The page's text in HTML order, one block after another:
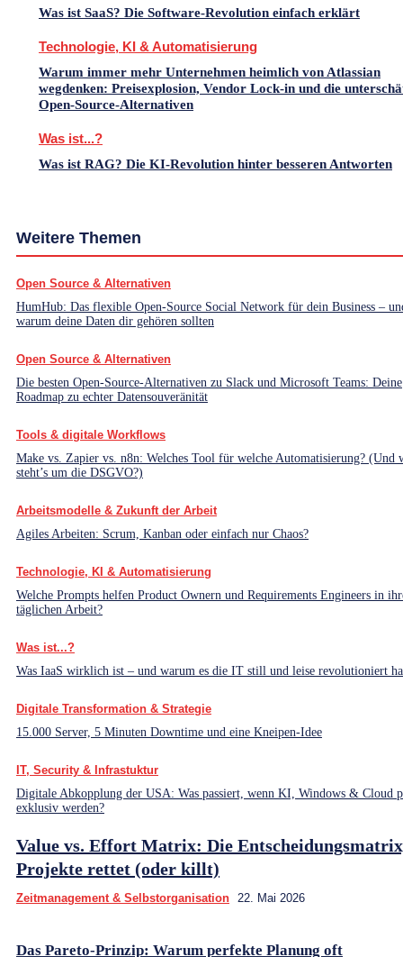
Was ist SaaS? Die Software-Revolution einfach erklärt
Technologie, KI & Automatisierung
Warum immer mehr Unternehmen heimlich von Atlassian
wegdenken: Preisexplosion, Vendor Lock-in und die
Open-Source-Alternativen
Was ist...?
Was ist RAG? Die KI-Revolution hinter besseren Antworten
Weitere Themen
Open Source & Alternativen
HumHub: Das flexible Open-Source Social Network für dein Business –
warum deine Daten dir gehören sollten
Open Source & Alternativen
Die besten Open-Source-Alternativen zu Slack und Microsoft Teams: Deine
Roadmap zu echter Datensouveränität
Tools & digitale Workflows
Make vs. Zapier vs. n8n: Welches Tool für welche Automatisierung? (Und
steht’s um die DSGVO?)
Arbeitsmodelle & Zukunft der Arbeit
Agiles Arbeiten: Scrum, Kanban oder einfach nur Chaos?
Technologie, KI & Automatisierung
Welche Prompts helfen Product Ownern und Requirements Engineers in
täglichen Arbeit?
Was ist...?
Was IaaS wirklich ist – und warum es die IT still und leise revolutioniert
Digitale Transformation & Strategie
15.000 Server, 5 Minuten Downtime und eine Kneipen-Idee
IT, Security & Infrastuktur
Digitale Abkopplung der USA: Was passiert, wenn KI, Windows & Cloud
exklusiv werden?
Value vs. Effort Matrix: Die
Projekte rettet (oder killt)
Zeitmanagement & Selbstorganisation 22. Mai 2026
Das Pareto-Prinzip: Warum perfekte Planung oft